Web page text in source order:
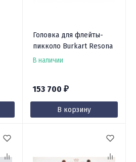
Головка для флейты-
пикколо Burkart Resona
В наличии
153 700 ₽
В корзину